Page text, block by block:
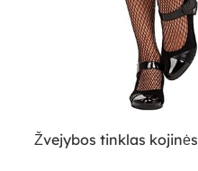
Žvejybos tinklas kojinės